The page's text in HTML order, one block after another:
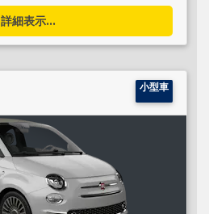
詳細表示...
小型車